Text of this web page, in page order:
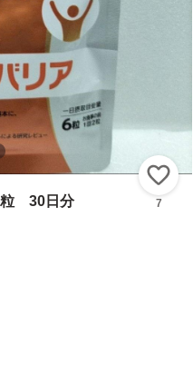
粒 30日分 7